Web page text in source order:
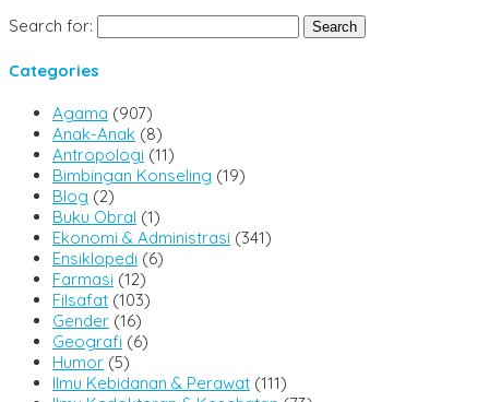
Search for:
Categories
Agama (907)
Anak-Anak (8)
Antropologi (11)
Bimbingan Konseling (19)
Blog (2)
Buku Obral (1)
Ekonomi & Administrasi (341)
Ensiklopedi (6)
Farmasi (12)
Filsafat (103)
Gender (16)
Geografi (6)
Humor (5)
Ilmu Kebidanan & Perawat (111)